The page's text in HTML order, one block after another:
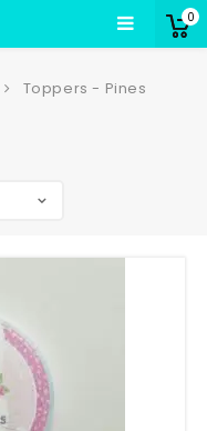
0
Toppers - Pines